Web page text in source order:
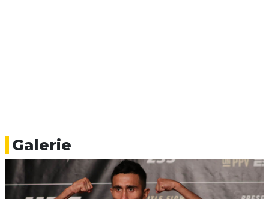
Galerie